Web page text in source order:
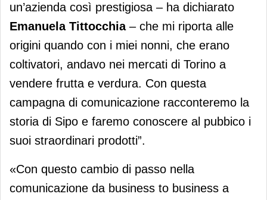
un’azienda così prestigiosa – ha dichiarato
Emanuela Tittocchia– che mi riporta alle
origini quando con i miei nonni, che erano
coltivatori, andavo nei mercati di Torino a
vendere frutta e verdura. Con questa
campagna di comunicazione racconteremo la
storia di Sipo e faremo conoscere al pubbico i
suoi straordinari prodotti”.
«Con questo cambio di passo nella
comunicazione da business to business a